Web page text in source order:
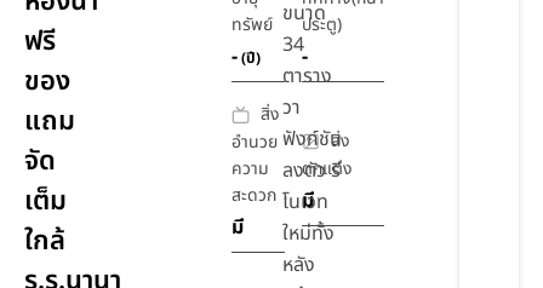
ฟรี
ของ
แถม
จัด
เต็ม
ใกล้
ทรัพย์
-(ปี)
ประตู)
-
สิ่ง
อำนวย
ความ
สะดวก
มี
สิ่ง
ตกแต่ง
มี
ขนาด
34
ตาราง
วา
ฟังก์ชัน
ลงตัว รี
โนเวท
ใหม่ทั้ง
หลัง